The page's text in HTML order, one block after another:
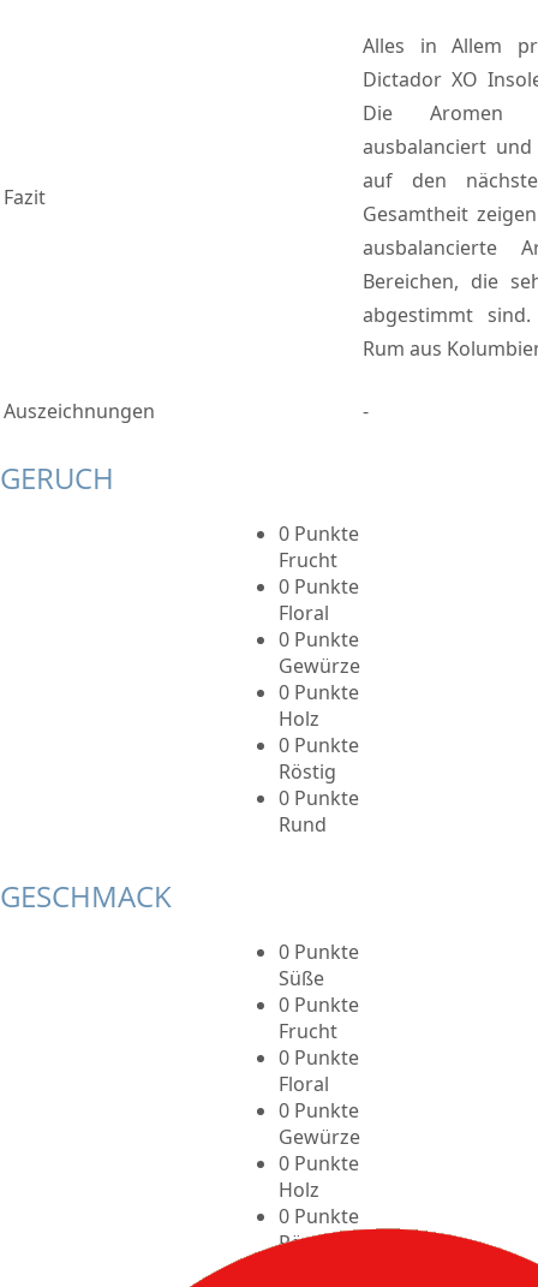
Fazit
Alles in Allem
Dictador XO
Die Aromen
ausbalanciert
auf den
Gesamtheit
ausbalancierte
Bereichen, die
abgestimmt
Rum aus
Auszeichnungen -
GERUCH
0 Punkte
Frucht
0 Punkte
Floral
0 Punkte
Gewürze
0 Punkte
Holz
0 Punkte
Röstig
0 Punkte
Rund
GESCHMACK
0 Punkte
Süße
0 Punkte
Frucht
0 Punkte
Floral
0 Punkte
Gewürze
0 Punkte
Holz
0 Punkte
Röstig